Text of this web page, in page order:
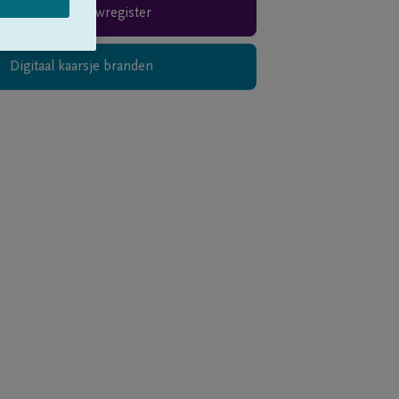
Rouwregister
Digitaal kaarsje branden